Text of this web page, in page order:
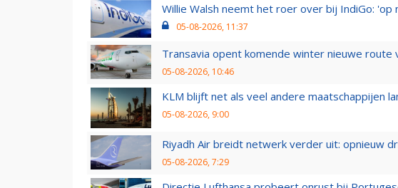
Willie Walsh neemt het roer over bij IndiGo: 'op
05-08-2026, 11:37
Transavia opent komende winter nieuwe route
05-08-2026, 10:46
KLM blijft net als veel andere maatschappijen
05-08-2026, 9:00
Riyadh Air breidt netwerk verder uit: opnieuw
05-08-2026, 7:29